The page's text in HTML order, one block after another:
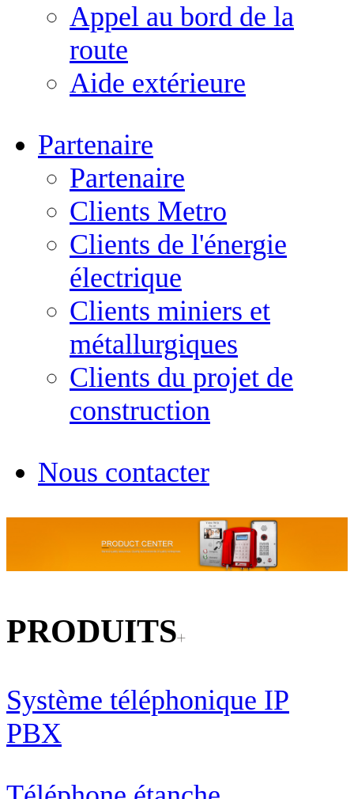
Appel au bord de la
route
Aide extérieure
Partenaire
Partenaire
Clients Metro
Clients de l'énergie
électrique
Clients miniers et
métallurgiques
Clients du projet de
construction
Nous contacter
PRODUITS
Système téléphonique IP
PBX